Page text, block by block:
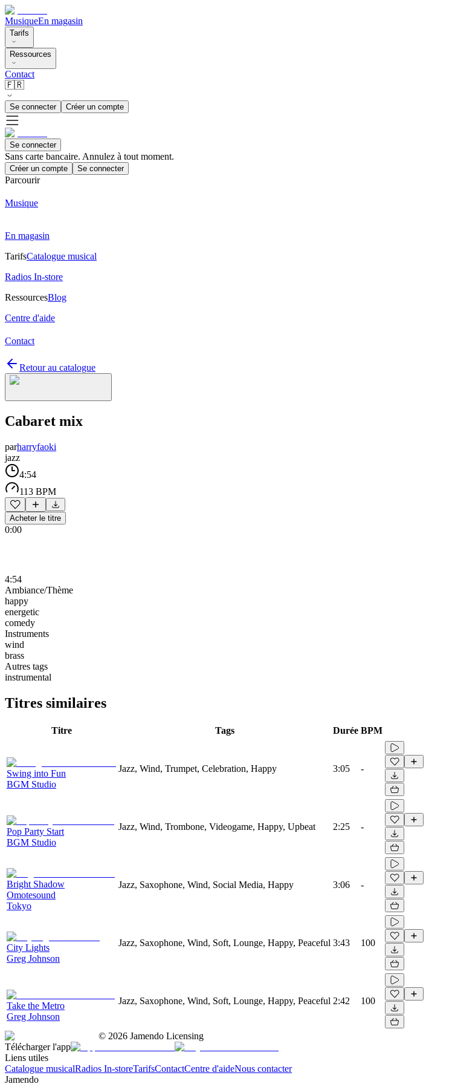
MusiqueEn magasin
Tarifs
Ressources
Contact
🇫🇷
Se connecter Créer un compte
Se connecter
Sans carte bancaire. Annulez à tout moment.
Créer un compte Se connecter
Parcourir
Musique
En magasin
TarifsCatalogue musical
Radios In-store
RessourcesBlog
Centre d'aide
Contact
Retour au catalogue
Cabaret mix
parharryfaoki
jazz
4:54
113 BPM
Acheter le titre
0:00
4:54
Ambiance/Thème
happy
energetic
comedy
Instruments
wind
brass
Autres tags
instrumental
Titres similaires
Titre Tags Durée BPM
Swing into Fun
BGM Studio
Jazz, Wind, Trumpet, Celebration, Happy 3:05 -
Pop Party Start
BGM Studio
Jazz, Wind, Trombone, Videogame, Happy, Upbeat 2:25 -
Bright Shadow
Omotesound
Tokyo
Jazz, Saxophone, Wind, Social Media, Happy 3:06 -
City Lights
Greg Johnson
Jazz, Saxophone, Wind, Soft, Lounge, Happy, Peaceful 3:43 100
Take the Metro
Greg Johnson
Jazz, Saxophone, Wind, Soft, Lounge, Happy, Peaceful 2:42 100
© 2026 Jamendo Licensing
Télécharger l'app
Liens utiles
Catalogue musicalRadios In-storeTarifsContactCentre d'aideNous contacter
Jamendo